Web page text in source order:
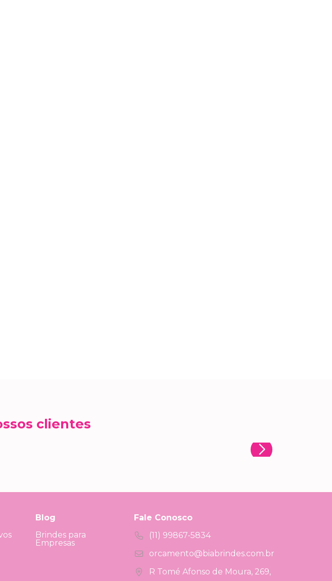
clientes
Blog
Brindes para
Empresas
Fale Conosco
(11) 99867-5834
orcamento@biabrindes.com.br
R Tomé Afonso de Moura, 269,
a proteger e respeitar sua
apenas para fins de
a qualquer